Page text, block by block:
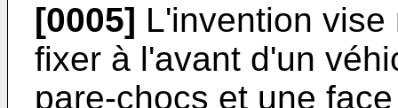
[0005] L'invention
fixer à l'avant d'un
pare-chocs et une